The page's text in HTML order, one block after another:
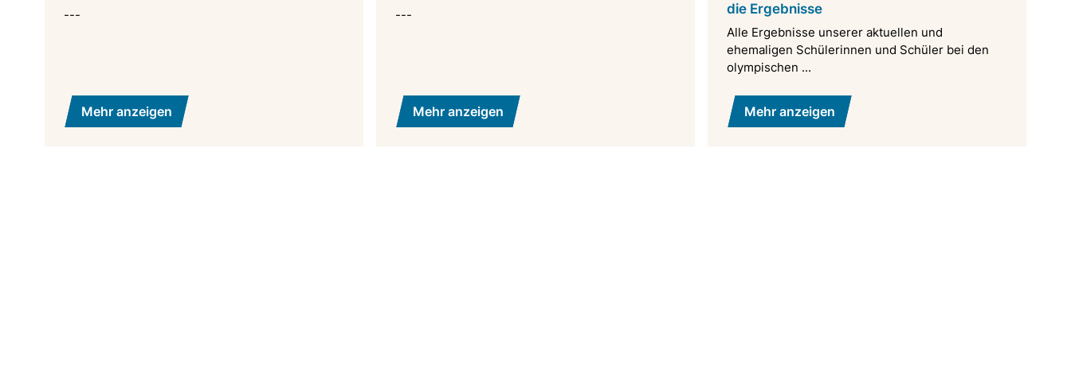
---
Mehr anzeigen
---
Mehr anzeigen
die Ergebnisse
Alle Ergebnisse unserer aktuellen und
ehemaligen Schülerinnen und Schüler bei den
olympischen ...
Mehr anzeigen